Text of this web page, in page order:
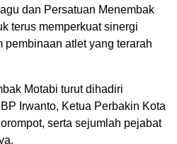
dan Persatuan Menembak
terus memperkuat sinergi
pembinaan atlet yang terarah
Motabi turut dihadiri
Irwanto, Ketua Perbakin Kota
serta sejumlah pejabat